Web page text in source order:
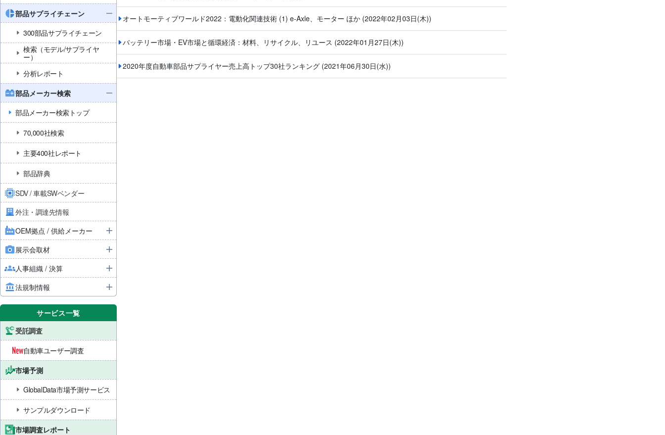
部品サプライチェーン
300部品サプライチェーン
検索（モデル/サプライヤ
ー）
分析レポート
部品メーカー検索
部品メーカー検索トップ
70,000社検索
主要400社レポート
部品辞典
SDV / 車載SWベンダー
外注・調達先情報
OEM拠点 / 供給メーカー
展示会取材
人事組織 / 決算
法規制情報
サービス一覧
受託調査
自動車ユーザー調査
市場予測
GlobalData市場予測サービス
サンプルダウンロード
市場調査レポート
オートモーティブワールド2022：電動化関連技術 (1) e-Axle、モーター ほか (2022年02月03日(木))
バッテリー市場・EV市場と循環経済：材料、リサイクル、リユース (2022年01月27日(木))
2020年度自動車部品サプライヤー売上高トップ30社ランキング (2021年06月30日(水))